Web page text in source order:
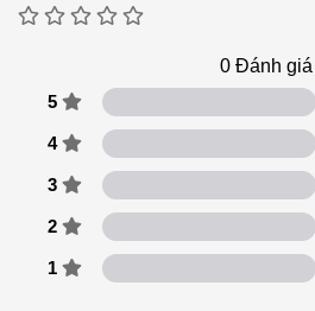
0 Đánh giá
5
4
3
2
1